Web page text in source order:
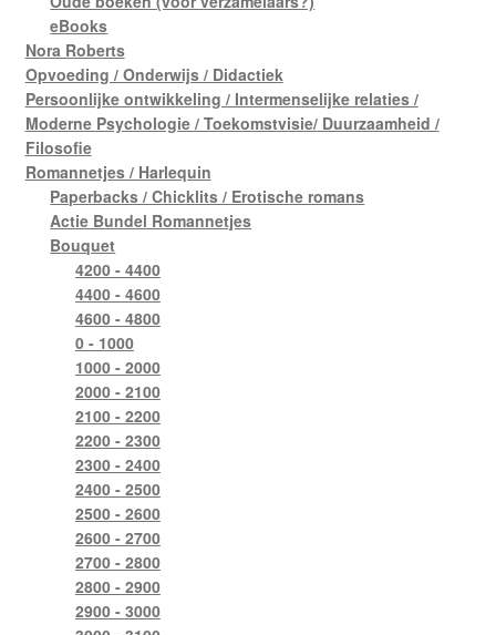
eBooks
Nora Roberts
Opvoeding / Onderwijs / Didactiek
Persoonlijke ontwikkeling / Intermenselijke relaties /
Moderne Psychologie / Toekomstvisie/ Duurzaamheid /
Filosofie
Romannetjes / Harlequin
Paperbacks / Chicklits / Erotische romans
Actie Bundel Romannetjes
Bouquet
4200 - 4400
4400 - 4600
4600 - 4800
0 - 1000
1000 - 2000
2000 - 2100
2100 - 2200
2200 - 2300
2300 - 2400
2400 - 2500
2500 - 2600
2600 - 2700
2700 - 2800
2800 - 2900
2900 - 3000